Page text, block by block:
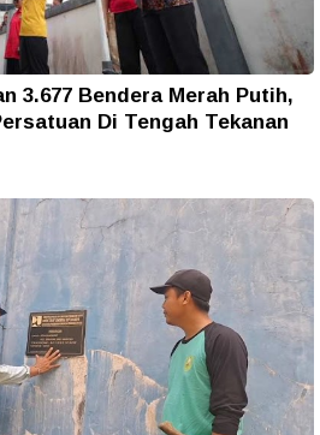
3.677 Bendera Merah Putih,
Di Tengah Tekanan